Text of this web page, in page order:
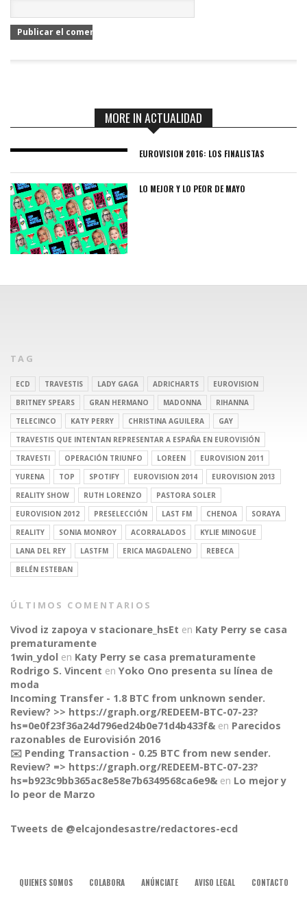
CONNECT
MORE IN ACTUALIDAD
EUROVISION 2016: LOS FINALISTAS
LO MEJOR Y LO PEOR DE MAYO
TAG
ECD TRAVESTIS LADY GAGA ADRICHARTS
EUROVISION
BRITNEY SPEARS
GRAN HERMANO MADONNA
RIHANNA
TELECINCO
KATY PERRY CHRISTINA AGUILERA
GAY
TRAVESTIS QUE INTENTAN REPRESENTAR A ESPAÑA EN EUROVISIÓN
TRAVESTI
OPERACIÓN TRIUNFO LOREEN
EUROVISION 2011
YURENA
TOP SPOTIFY EUROVISION 2014
EUROVISION 2013
REALITY SHOW
RUTH LORENZO
PASTORA SOLER
EUROVISION 2012
PRESELECCIÓN LAST FM CHENOA
SORAYA
REALITY
SONIA MONROY ACORRALADOS
KYLIE MINOGUE
LANA DEL REY
LASTFM ERICA MAGDALENO
REBECA
BELÉN ESTEBAN
ÚLTIMOS COMENTARIOS
Vivod iz zapoya v stacionare_hsEt en Katy Perry se casa
prematuramente
1win_ydol en Katy Perry se casa prematuramente
Rodrigo S. Vincent en Yoko Ono presenta su línea de
moda
Incoming Transfer - 1.8 BTC from unknown sender.
Review? >> https://graph.org/REDEEM-BTC-07-23?
hs=0e0f23f36a24d796ed24b0e71d4b433f& en Parecidos
razonables de Eurovisión 2016
✉️ Pending Transaction - 0.25 BTC from new sender.
Review? => https://graph.org/REDEEM-BTC-07-23?
hs=b923c9bb365ac8e58e7b6349568ca6e9& en Lo mejor y
lo peor de Marzo
Tweets de @elcajondesastre/redactores-ecd
QUIENES SOMOS COLABORA ANÚNCIATE AVISO LEGAL CONTACTO